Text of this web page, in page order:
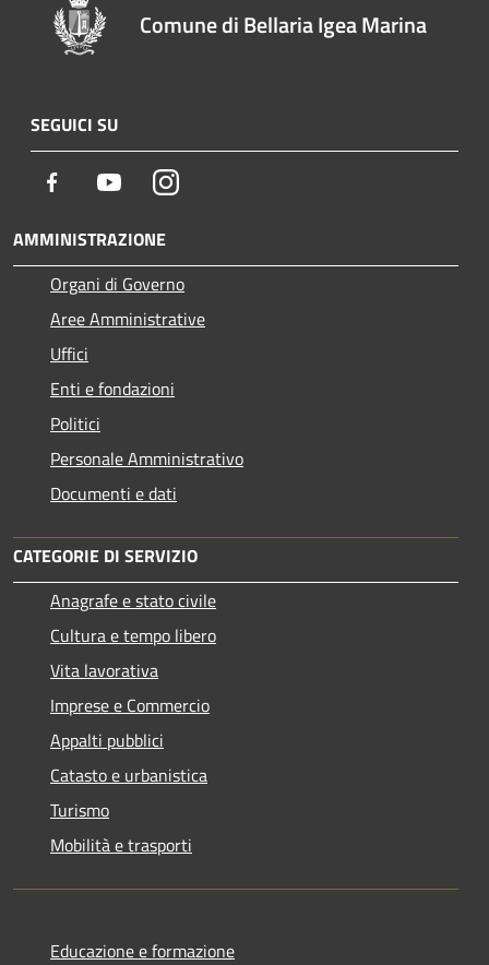
Comune di Bellaria Igea Marina
SEGUICI SU
Facebook YoutubeInstagram
AMMINISTRAZIONE
Organi di Governo
Aree Amministrative
Uffici
Enti e fondazioni
Politici
Personale Amministrativo
Documenti e dati
CATEGORIE DI SERVIZIO
Anagrafe e stato civile
Cultura e tempo libero
Vita lavorativa
Imprese e Commercio
Appalti pubblici
Catasto e urbanistica
Turismo
Mobilità e trasporti
Educazione e formazione